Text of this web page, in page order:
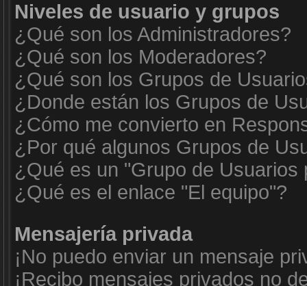
Niveles de usuario y grupos
¿Qué son los Administradores?
¿Qué son los Moderadores?
¿Qué son los Grupos de
¿Donde están los Grupos de
¿Cómo me convierto en
¿Por qué algunos Grupos de
¿Qué es un "Grupo de Usuarios
¿Qué es el enlace "El equipo"?
Mensajería privada
¡No puedo enviar un mensaje
¡Recibo mensajes privados no